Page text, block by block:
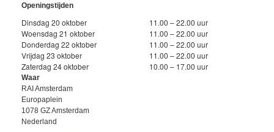
Openingstijden
Dinsdag 20 oktober
11.00 – 22.00 uur
Woensdag 21 oktober
11.00 – 22.00 uur
Donderdag 22 oktober
11.00 – 22.00 uur
Vrijdag 23 oktober
11.00 – 22.00 uur
Zaterdag 24 oktober
10.00 – 17.00 uur
Waar
RAI Amsterdam
Europaplein
1078 GZ Amsterdam
Nederland